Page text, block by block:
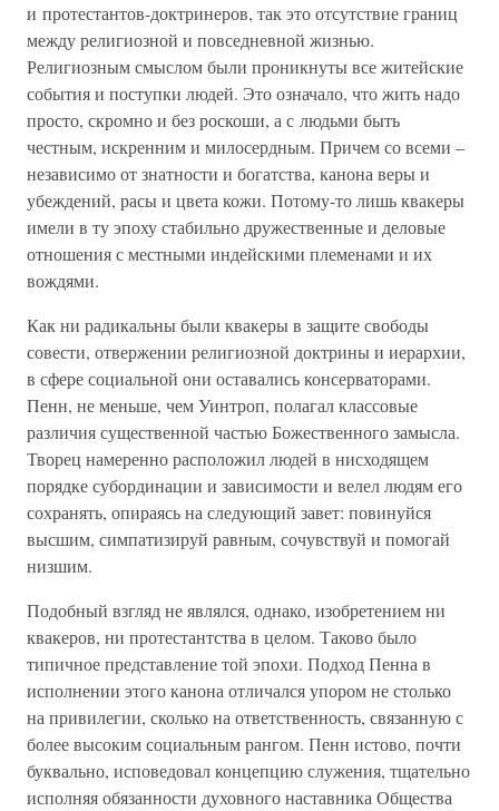
и протестантов-доктринеров, так это отсутствие границ
между религиозной и повседневной жизнью.
Религиозным смыслом были проникнуты все житейские
события и поступки людей. Это означало, что жить надо
просто, скромно и без роскоши, а с людьми быть
честным, искренним и милосердным. Причем со всеми –
независимо от знатности и богатства, канона веры и
убеждений, расы и цвета кожи. Потому-то лишь квакеры
имели в ту эпоху стабильно дружественные и деловые
отношения с местными индейскими племенами и их
вождями.
Как ни радикальны были квакеры в защите свободы
совести, отвержении религиозной доктрины и иерархии,
в сфере социальной они оставались консерваторами.
Пенн, не меньше, чем Уинтроп, полагал классовые
различия существенной частью Божественного замысла.
Творец намеренно расположил людей в нисходящем
порядке субординации и зависимости и велел людям его
сохранять, опираясь на следующий завет: повинуйся
высшим, симпатизируй равным, сочувствуй и помогай
низшим.
Подобный взгляд не являлся, однако, изобретением ни
квакеров, ни протестантства в целом. Таково было
типичное представление той эпохи. Подход Пенна в
исполнении этого канона отличался упором не столько
на привилегии, сколько на ответственность, связанную с
более высоким социальным рангом. Пенн истово, почти
буквально, исповедовал концепцию служения, тщательно
исполняя обязанности духовного наставника Общества